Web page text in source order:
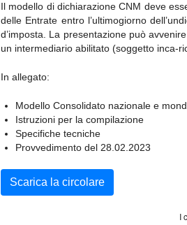
Il modello di dichiarazione CNM deve
delle Entrate entro l’ultimogiorno
d’imposta. La presentazione può
un intermediario abilitato (soggetto inca-
In allegato:
Modello Consolidato nazionale e
Istruzioni per la compilazione
Specifiche tecniche
Provvedimento del 28.02.2023
Scarica la circolare
I